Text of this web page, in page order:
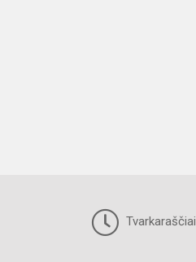
Tvarkaraščiai